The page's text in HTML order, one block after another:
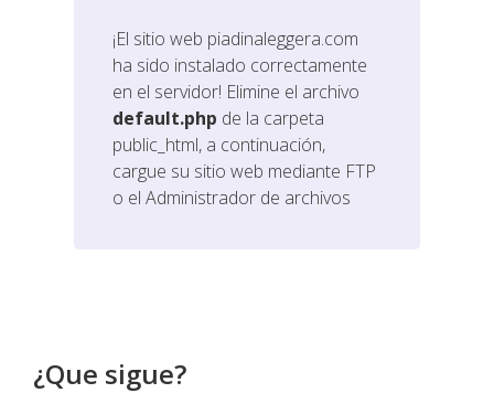
¡El sitio web piadinaleggera.com
ha sido instalado correctamente
en el servidor! Elimine el archivo
default.php de la carpeta
public_html, a continuación,
cargue su sitio web mediante FTP
o el Administrador de archivos
¿Que sigue?